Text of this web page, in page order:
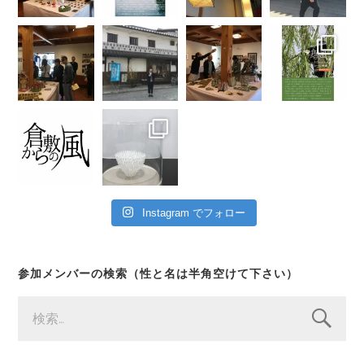
Instagram でフォロー
参加メンバーの検索（性と名は半角空けて下さい）
索: